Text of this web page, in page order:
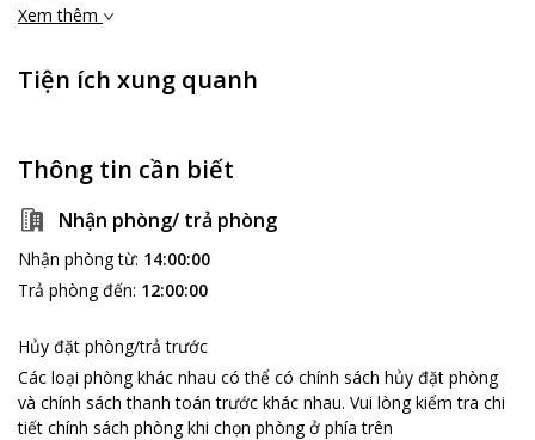
Xem thêm
Tiện ích xung quanh
Thông tin cần biết
Nhận phòng/ trả phòng
Nhận phòng từ: 14:00:00
Trả phòng đến: 12:00:00
Hủy đặt phòng/trả trước
Các loại phòng khác nhau có thể có chính sách hủy đặt phòng
và chính sách thanh toán trước khác nhau. Vui lòng kiểm tra chi
tiết chính sách phòng khi chọn phòng ở phía trên